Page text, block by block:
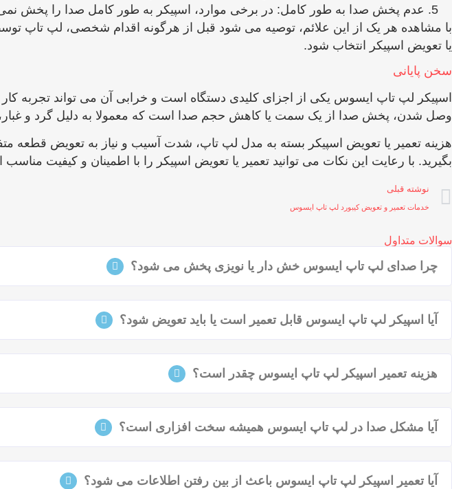
عدم پخش صدا به طور کامل: در برخی موارد، اسپیکر به طور کامل صدا را پخش
با مشاهده هر یک از این علائم، توصیه می ‌شود قبل از هرگونه اقدام شخصی، لپ
یا تعویض اسپیکر انتخاب شود.
سخن پایانی
اسپیکر لپ‌ تاپ ایسوس یکی از اجزای کلیدی دستگاه است و خرابی آن می ‌تواند تجربه
وصل شدن، پخش صدا از یک سمت یا کاهش حجم صدا است که معمولا به دلیل گرد و
هزینه تعمیر یا تعویض اسپیکر بسته به مدل لپ ‌تاپ، شدت آسیب و نیاز به تعویض قطعه
بگیرید. با رعایت این نکات می ‌توانید تعمیر یا تعویض اسپیکر را با اطمینان و کیفیت مناسب
نوشته قبلی
خدمات تعمیر و تعویض کیبورد لپ تاپ ایسوس
سوالات متداول
چرا صدای لپ تاپ ایسوس خش ‌دار یا نویزی پخش می‌ شود؟
آیا اسپیکر لپ تاپ ایسوس قابل تعمیر است یا باید تعویض شود؟
هزینه تعمیر اسپیکر لپ تاپ ایسوس چقدر است؟
آیا مشکل صدا در لپ تاپ ایسوس همیشه سخت‌ افزاری است؟
آیا تعمیر اسپیکر لپ تاپ ایسوس باعث از بین رفتن اطلاعات می‌ شود؟